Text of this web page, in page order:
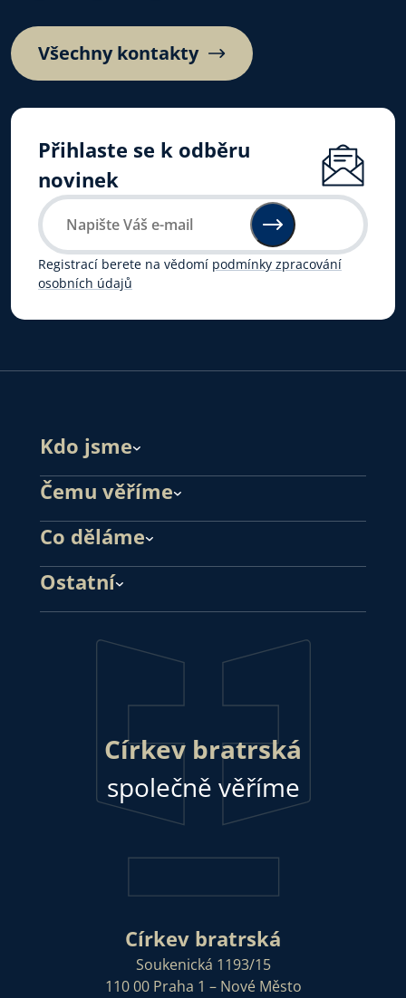
Všechny kontakty
Přihlaste se k odběru
novinek
Registrací berete na vědomí podmínky zpracování
osobních údajů
Kdo jsme
Čemu věříme
Co děláme
Ostatní
Církev bratrská
společně věříme
Církev bratrská
Soukenická 1193/15
110 00 Praha 1 – Nové Město